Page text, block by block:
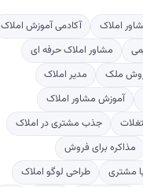
املاک
آکادمی آموزش املاک
مشاور املاک حرفه ای
ملک
مدیر املاک
آموزش مشاور املاک
جذب مشتری در املاک
مذاکره برای فروش
مشتری
طراحی لوگو املاک